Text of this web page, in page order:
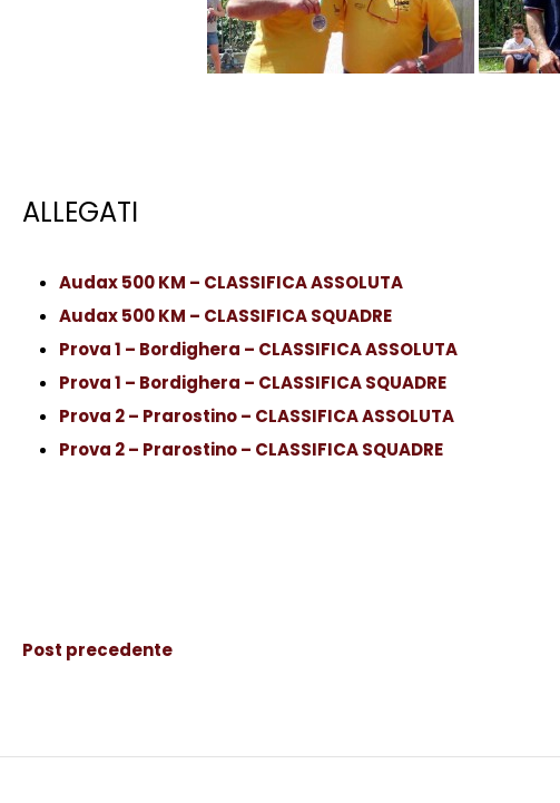
ALLEGATI
Audax 500 KM – CLASSIFICA ASSOLUTA
Audax 500 KM – CLASSIFICA SQUADRE
Prova 1 – Bordighera – CLASSIFICA ASSOLUTA
Prova 1 – Bordighera – CLASSIFICA SQUADRE
Prova 2 – Prarostino – CLASSIFICA ASSOLUTA
Prova 2 – Prarostino – CLASSIFICA SQUADRE
Post precedente